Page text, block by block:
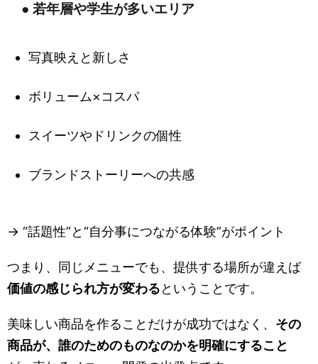
● 若年層や学生が多いエリア
写真映えと新しさ
ボリューム×コスパ
スイーツやドリンクの個性
ブランドストーリーへの共感
→ “話題性”と“自分事につながる体験”がポイント
つまり、同じメニューでも、提供する場所が違えば
価値の感じられ方が変わるということです。
美味しい商品を作ることだけが成功ではなく、 その
商品が、誰のためのものなのかを明確にすること